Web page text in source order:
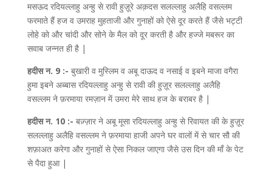
मसऊद रदियल्लाहु अन्हु से रावी हुज़ूरे अक़दस सलल्लाहु अलैहि वसल्लम
फरमाते हैं हज व उमराह मुहताजी और गुनाहों को ऐसे दूर करते हैं जैसे भट्टी
लोहे को और चांदी और सोने के मैल को दूर करती है और हज्जे मबरूर का
सवाब जन्नत ही है |
हदीस न. 9 :- बुखारी व मुस्लिम व अबू दाऊद व नसाई व इबने माजा वगैरा
हुमा इबने अब्बास रदियल्लाहु अन्हु से रावी की हुज़ूर सलल्लाहु अलैहि
वसल्लम ने फ़रमाया रमज़ान में उमरा मेरे साथ हज के बराबर है |
हदीस न. 10 :- बज़्ज़ार ने अबू मूसा रदियल्लाहु अन्हु से रिवायत की के हुज़ूर
सलल्लाहु अलैहि वसल्लम ने फ़रमाया हाजी अपने घर वालों में से चार सौ की
शफ़ाअत करेगा और गुनाहों से ऐसा निकल जाएगा जैसे उस दिन की माँ के पेट
से पैदा हुआ |